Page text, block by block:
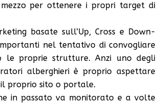
per ottenere i propri target di
basate sull’Up, Cross e Down-
nel tentativo di convogliare
le proprie strutture. Anzi uno degli
alberghieri è proprio aspettare
proprio sito o portale.
in passato va monitorato e a volte